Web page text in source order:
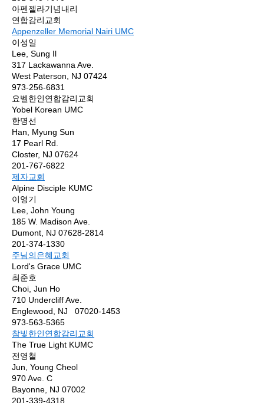
아펜젤라기념내리
연합감리교회
Appenzeller Memorial Nairi UMC
이성일
Lee, Sung Il
317 Lackawanna Ave.
West Paterson, NJ 07424
973-256-6831
요벨한인연합감리교회
Yobel Korean UMC
한명선
Han, Myung Sun
17 Pearl Rd.
Closter, NJ 07624
201-767-6822
제자교회
Alpine Disciple KUMC
이영기
Lee, John Young
185 W. Madison Ave.
Dumont, NJ 07628-2814
201-374-1330
주님의은혜교회
Lord's Grace UMC
최준호
Choi, Jun Ho
710 Undercliff Ave.
Englewood, NJ 07020-1453
973-563-5365
참빛한인연합감리교회
The True Light KUMC
전영철
Jun, Young Cheol
970 Ave. C
Bayonne, NJ 07002
201-339-4318